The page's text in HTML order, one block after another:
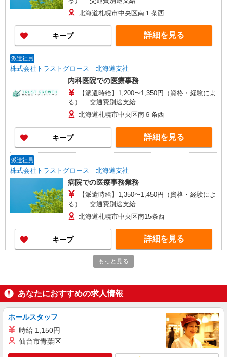
北海道札幌市中央区南１条西
キープ 詳細を見る
派遣社員
株式会社トラストグロース 北海道支社
内科医院での医療事務
【派遣時給】1,200〜1,350円（資格・経験によ
る） 交通費別途支給
北海道札幌市中央区南６条西
キープ 詳細を見る
派遣社員
株式会社トラストグロース 北海道支社
病院での医療事務業務
【派遣時給】1,350〜1,450円（資格・経験によ
る） 交通費別途支給
北海道札幌市中央区南15条西
キープ 詳細を見る
病院での医療事務
【派遣時給】1,200〜1,350円（資格・経験によ
る） 交通費別途支給 【紹介後】正社員 月
給：200,000〜300,000円（資格・経験による）
通勤手当あり 昇給：あり（前年度実績） 賞
キープ 詳細を見る
もっと見る
あなたにおすすめの求人情報
ホールスタッフ
時給 1,150円
仙台市青葉区